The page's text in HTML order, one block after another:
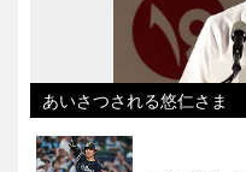
あいさつされる悠仁さま